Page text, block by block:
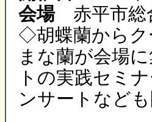
会場赤平市総
◇胡蝶蘭からク
まな蘭が会場
トの実践セミ
ンサートなど